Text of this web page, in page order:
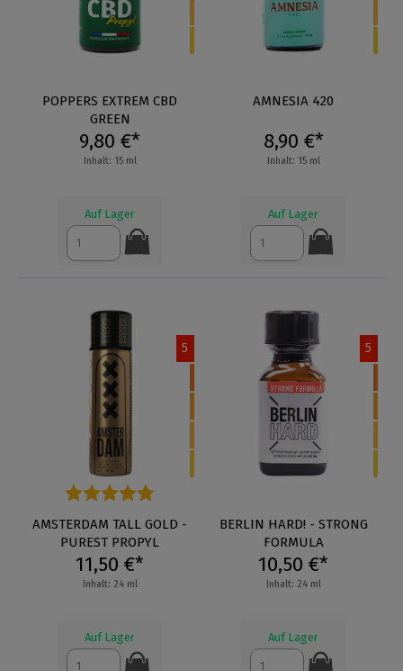
POPPERS EXTREM CBD
GREEN
9,80 €*
Inhalt: 15 ml
Auf Lager
AMNESIA 420
8,90 €*
Inhalt: 15 ml
Auf Lager
5
Durchschnittliche Bewertung von 5 von 5 Sternen
AMSTERDAM TALL GOLD -
PUREST PROPYL
11,50 €*
Inhalt: 24 ml
Auf Lager
5
BERLIN HARD! - STRONG
FORMULA
10,50 €*
Inhalt: 24 ml
Auf Lager